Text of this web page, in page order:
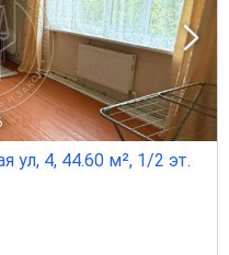
ул, 4, 44.60 м², 1/2 эт.